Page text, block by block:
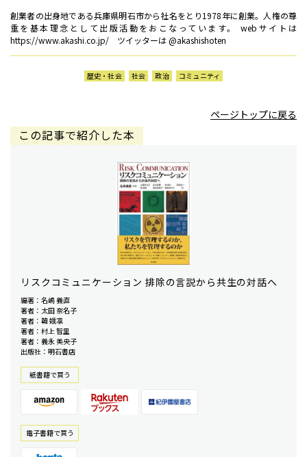
創業者の出身地である兵庫県明石市から社名をとり1978年に創業。人権の尊
重を基本理念として出版活動をおこなっています。 webサイトは
https://www.akashi.co.jp/ ツイッターは @akashishoten
歴史・社会 社会 政治 コミュニティ
ページトップに戻る
この記事で紹介した本
リスクコミュニケーション 排除の言説から共生の対話へ
編著：名嶋 義直
著者：太田 奈名子
著者：韓 娥凛
著者：村上 智里
著者：義永 美央子
出版社：明石書店
紙書籍で買う
電⼦書籍で買う